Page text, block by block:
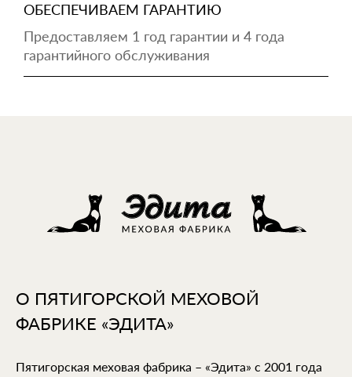
ОБЕСПЕЧИВАЕМ ГАРАНТИЮ
Предоставляем 1 год гарантии и 4 года
гарантийного обслуживания
О ПЯТИГОРСКОЙ МЕХОВОЙ
ФАБРИКЕ «ЭДИТА»
Пятигорская меховая фабрика – «Эдита» с 2001 года